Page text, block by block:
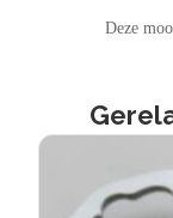
Deze